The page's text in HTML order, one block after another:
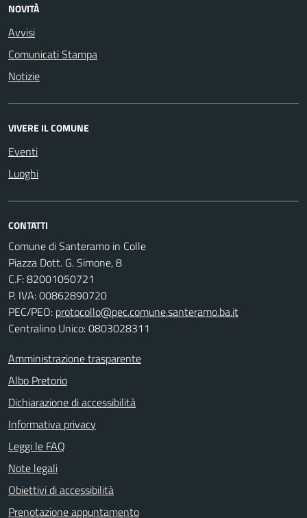
NOVITÀ
Avvisi
Comunicati Stampa
Notizie
VIVERE IL COMUNE
Eventi
Luoghi
CONTATTI
Comune di Santeramo in Colle
Piazza Dott. G. Simone, 8
C.F:82001050721
P. IVA:00862890720
PEC/PEO: protocollo@pec.comune.santeramo.ba.it
Centralino Unico: 0803028311
Amministrazione trasparente
Albo Pretorio
Dichiarazione di accessibilità
Informativa privacy
Leggi le FAQ
Note legali
Obiettivi di accessibilità
Prenotazione appuntamento